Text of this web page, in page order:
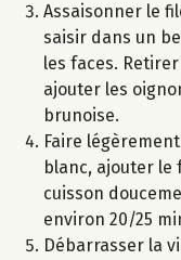
Assaisonner le
saisir dans un
les faces.
ajouter les
brunoise.
Faire
blanc, ajouter
cuisson
environ 20/25
Débarrasser la